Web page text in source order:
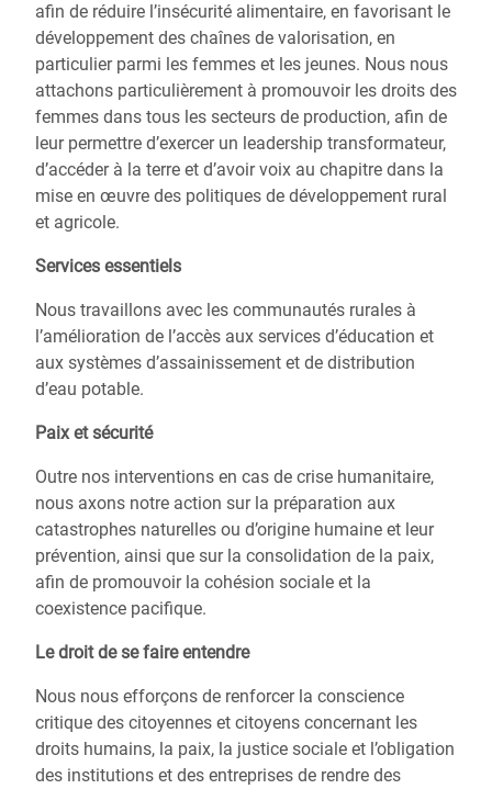
afin de réduire l’insécurité alimentaire, en favorisant le
développement des chaînes de valorisation, en
particulier parmi les femmes et les jeunes. Nous nous
attachons particulièrement à promouvoir les droits des
femmes dans tous les secteurs de production, afin de
leur permettre d’exercer un leadership transformateur,
d’accéder à la terre et d’avoir voix au chapitre dans la
mise en œuvre des politiques de développement rural
et agricole.
Services essentiels
Nous travaillons avec les communautés rurales à
l’amélioration de l’accès aux services d’éducation et
aux systèmes d’assainissement et de distribution
d’eau potable.
Paix et sécurité
Outre nos interventions en cas de crise humanitaire,
nous axons notre action sur la préparation aux
catastrophes naturelles ou d’origine humaine et leur
prévention, ainsi que sur la consolidation de la paix,
afin de promouvoir la cohésion sociale et la
coexistence pacifique.
Le droit de se faire entendre
Nous nous efforçons de renforcer la conscience
critique des citoyennes et citoyens concernant les
droits humains, la paix, la justice sociale et l’obligation
des institutions et des entreprises de rendre des